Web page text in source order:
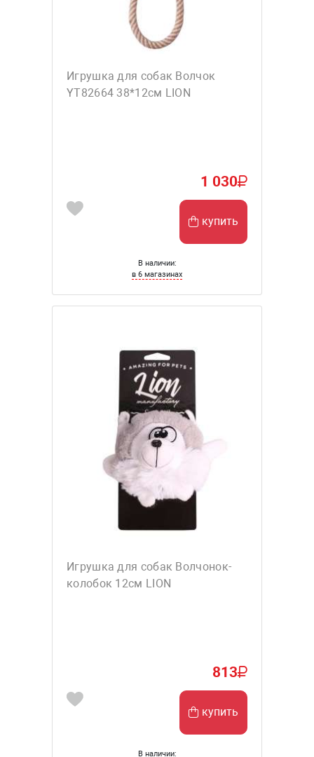
Игрушка для собак Волчок
YT82664 38*12см LION
1 030
купить
В наличии:
в 6 магазинах
Игрушка для собак Волчонок-
колобок 12см LION
813
купить
В наличии: